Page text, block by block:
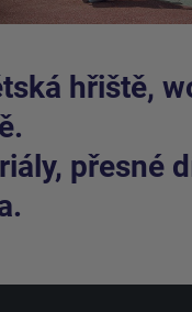
hřiště,
přesné